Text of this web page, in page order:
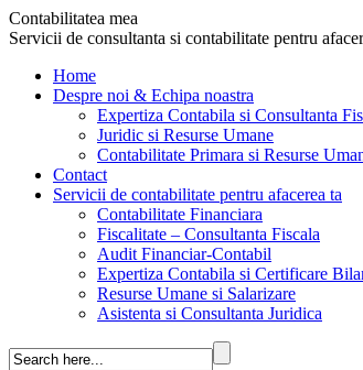
Contabilitatea mea
Servicii de consultanta si contabilitate pentru
Home
Despre noi & Echipa noastra
Expertiza Contabila si Consultanta
Juridic si Resurse Umane
Contabilitate Primara si Resurse
Contact
Servicii de contabilitate pentru afacerea ta
Contabilitate Financiara
Fiscalitate – Consultanta Fiscala
Audit Financiar-Contabil
Expertiza Contabila si Certificare
Resurse Umane si Salarizare
Asistenta si Consultanta Juridica